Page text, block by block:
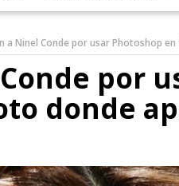
a Ninel Conde por usar Photoshop
por
donde